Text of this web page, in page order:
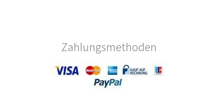
Zahlungsmethoden